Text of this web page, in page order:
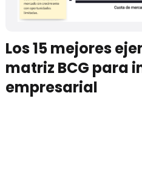
Los 15 mejores
matriz BCG para
empresarial